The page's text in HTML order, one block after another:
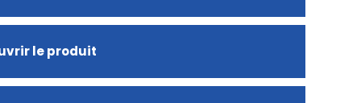
le produit